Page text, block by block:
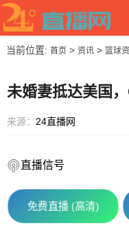
当前位置: 首页> 资讯> 篮球
未婚妻抵达美国
来源： 24直播网
直播信号
免费直播 (高清)